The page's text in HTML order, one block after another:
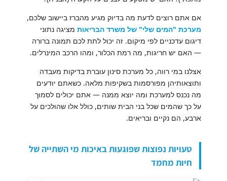
אם אתם רוצים לדעת מה בדיוק מגיע מהברז ביישוב שלכם,
מערכת "המים שלי" של משרד הבריאות מציגה נתוני
דיגום עדכניים לפי מיקום. זה יכול לתת לכם תמונה ברורה
— האם יש חריגות, מה רמת הכלור, ומהו הרכב המינרלים.
אצלנו במי רווה, כל מערכת סינון עוברת בדיקות מעבדה
ותוצאותיהן מפורסמות בשקיפות מלאה. כשאתם יודעים
מה נכנס למערכת ומה יוצא ממנה — אתם יכולים לסמוך
על כך שהמים שכל בני הבית שותים, כולל אלו שהולכים על
ארבע, הם נקיים ובריאים.
טעויות נפוצות שפוגעות באיכות מי השתייה של
חיות מחמד